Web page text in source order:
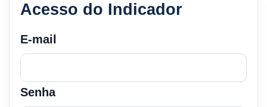
Acesso do Indicador
E-mail
Senha